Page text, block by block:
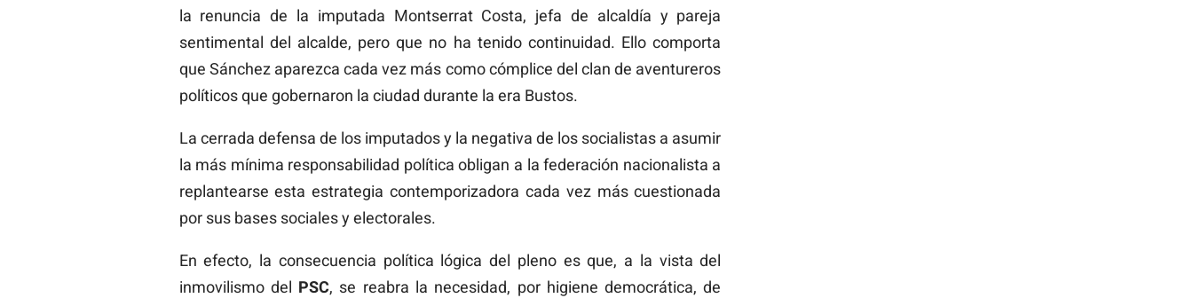
la renuncia de la imputada Montserrat Costa, jefa de alcaldía y pareja
sentimental del alcalde, pero que no ha tenido continuidad. Ello comporta
que Sánchez aparezca cada vez más como cómplice del clan de aventureros
políticos que gobernaron la ciudad durante la era Bustos.
La cerrada defensa de los imputados y la negativa de los socialistas a asumir
la más mínima responsabilidad política obligan a la federación nacionalista a
replantearse esta estrategia contemporizadora cada vez más cuestionada
por sus bases sociales y electorales.
En efecto, la consecuencia política lógica del pleno es que, a la vista del
inmovilismo del PSC, se reabra la necesidad, por higiene democrática, de